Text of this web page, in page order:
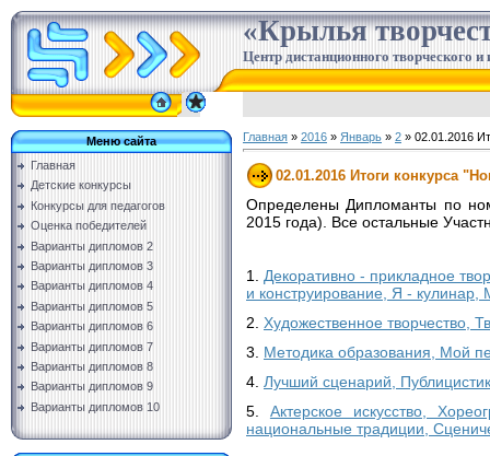
«Крылья
Центр дистанционного творческого и
Меню сайта
Главная
Детские конкурсы
Конкурсы для педагогов
Оценка победителей
Варианты дипломов 2
Варианты дипломов 3
Варианты дипломов 4
Варианты дипломов 5
Варианты дипломов 6
Варианты дипломов 7
Варианты дипломов 8
Варианты дипломов 9
Варианты дипломов 10
Главная » 2016 » Январь » 2 » 02.01.2016
02.01.2016 Итоги конкурса
Определены Дипломанты по
2015 года). Все остальные
1. Декоративно - прикладное
и конструирование, Я -
2. Художественное творчество,
3. Методика образования, Мой
4. Лучший сценарий,
5. Актерское искусство,
национальные традиции,